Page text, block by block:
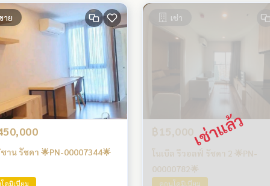
าย
าน รัชดา 🌟PN-00007344🌟
ดมิเนียม
เช่า
฿15,000
โนเบิล รีวอลฟ์ รัชดา 2 🌟PN-
00000782🌟
คอนโดมิเนียม